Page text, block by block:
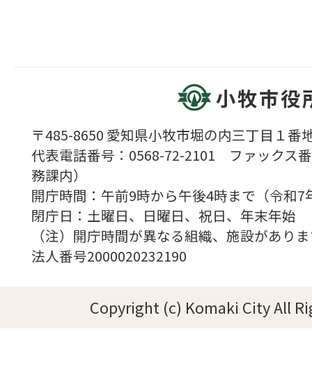
小牧市役
〒485-8650 愛知県小牧市堀の内三丁目１番
代表電話番号：0568-72-2101 ファックス
務課内）
開庁時間：午前9時から午後4時まで（令
閉庁日：土曜日、日曜日、祝日、年末年始
（注）開庁時間が異なる組織、施設があり
法人番号2000020232190
Copyright (c) Komaki City All